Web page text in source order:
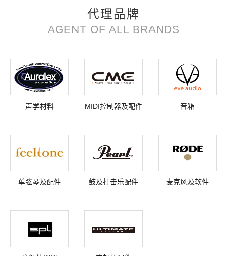
代理品牌
AGENT OF ALL BRANDS
声学材料 MIDI控制器及配件 音箱
单弦琴及配件 鼓及打击乐配件 麦克风及软件